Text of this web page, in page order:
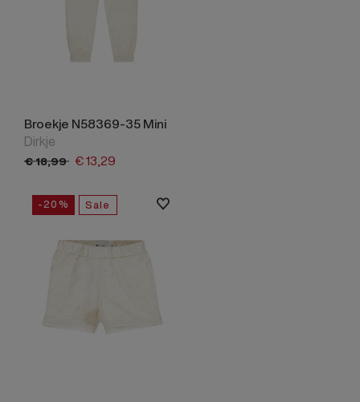
Broekje N58369-35 Mini
Dirkje
€18,99 €13,29
-20% Sale